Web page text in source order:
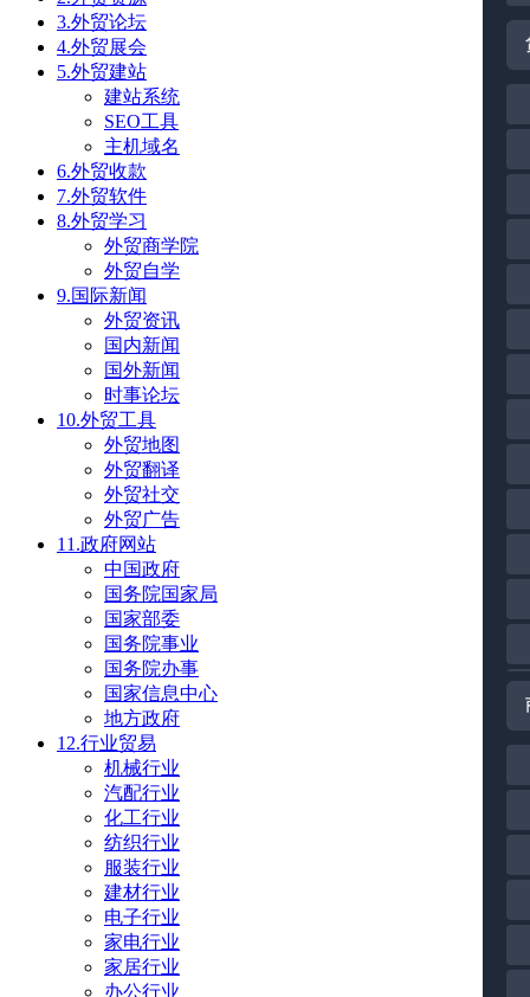
3.外贸论坛
4.外贸展会
5.外贸建站
建站系统
SEO工具
主机域名
6.外贸收款
7.外贸软件
8.外贸学习
外贸商学院
外贸自学
9.国际新闻
外贸资讯
国内新闻
国外新闻
时事论坛
10.外贸工具
外贸地图
外贸翻译
外贸社交
外贸广告
11.政府网站
中国政府
国务院国家局
国家部委
国务院事业
国务院办事
国家信息中心
地方政府
12.行业贸易
机械行业
汽配行业
化工行业
纺织行业
服装行业
建材行业
电子行业
家电行业
家居行业
办公行业